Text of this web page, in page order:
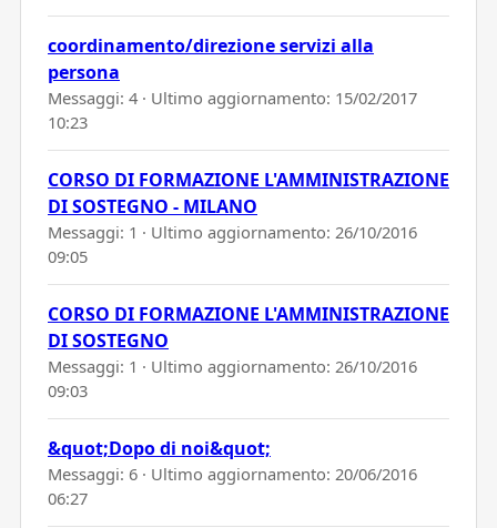
coordinamento/direzione servizi alla
persona
Messaggi: 4 · Ultimo aggiornamento: 15/02/2017
10:23
CORSO DI FORMAZIONE L'AMMINISTRAZIONE
DI SOSTEGNO - MILANO
Messaggi: 1 · Ultimo aggiornamento: 26/10/2016
09:05
CORSO DI FORMAZIONE L'AMMINISTRAZIONE
DI SOSTEGNO
Messaggi: 1 · Ultimo aggiornamento: 26/10/2016
09:03
&quot;Dopo di noi&quot;
Messaggi: 6 · Ultimo aggiornamento: 20/06/2016
06:27